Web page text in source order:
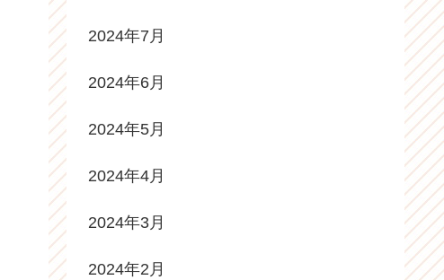
2024年7月
2024年6月
2024年5月
2024年4月
2024年3月
2024年2月